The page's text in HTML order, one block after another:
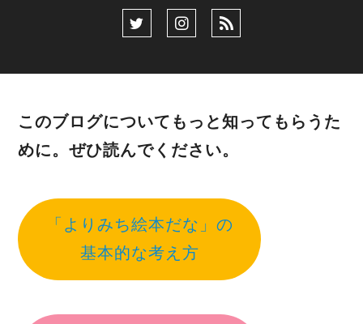
このブログについてもっと知ってもらうた
めに。ぜひ読んでください。
「よりみち絵本だな」の
基本的な考え方